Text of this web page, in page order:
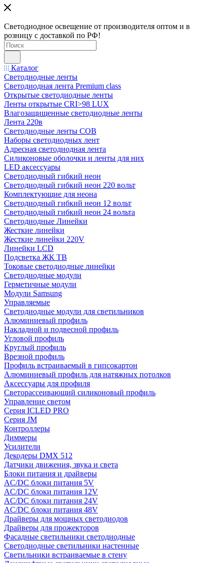
Светодиодное освещение от производителя оптом и в
розницу с доставкой по РФ!
Каталог
Светодиодные ленты
Светодиодная лента Premium class
Открытые светодиодные ленты
Ленты открытые CRI>98 LUX
Влагозащищенные светодиодные ленты
Лента 220в
Светодиодные ленты COB
Наборы светодиодных лент
Адресная светодиодная лента
Силиконовые оболочки и ленты для них
LED аксессуары
Светодиодный гибкий неон
Светодиодный гибкий неон 220 вольт
Комплектующие для неона
Светодиодный гибкий неон 12 вольт
Светодиодный гибкий неон 24 вольта
Светодиодные Линейки
Жесткие линейки
Жесткие линейки 220V
Линейки LCD
Подсветка ЖК ТВ
Токовые светодиодные линейки
Светодиодные модули
Герметичные модули
Модули Samsung
Управляемые
Светодиодные модули для светильников
Алюминиевый профиль
Накладной и подвесной профиль
Угловой профиль
Круглый профиль
Врезной профиль
Профиль встраиваемый в гипсокартон
Алюминиевый профиль для натяжных потолков
Аксессуары для профиля
Светорассеивающий силиконовый профиль
Управление светом
Серия ICLED PRO
Серия JM
Контроллеры
Диммеры
Усилители
Декодеры DMX 512
Датчики движения, звука и света
Блоки питания и драйверы
AC/DC блоки питания 5V
AC/DC блоки питания 12V
AC/DC блоки питания 24V
AC/DC блоки питания 48V
Драйверы для мощных светодиодов
Драйверы для прожекторов
Фасадные светильники светодиодные
Светодиодные светильники настенные
Светильники встраиваемые в стену